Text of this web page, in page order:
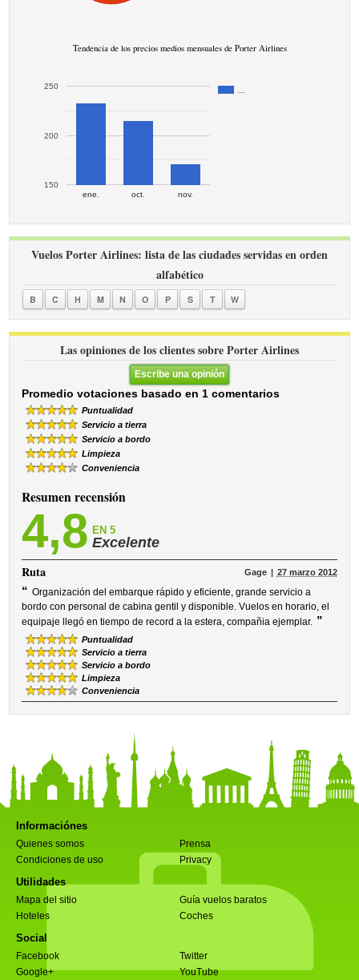
Tendencia de los precios medios mensuales de Porter Airlines
ene. oct. nov.
150
200
250
Vuelos Porter Airlines: lista de las ciudades servidas en orden
alfabético
B C H M N O P S T W
Las opiniones de los clientes sobre Porter Airlines
Escribe una opinión
Promedio votaciones basado en 1 comentarios
Puntualidad
Servicio a tierra
Servicio a bordo
Limpieza
Conveniencia
Resumen recensión
4,8 EN 5
Excelente
Ruta Gage 27 marzo 2012
“ Organización del embarque rápido y eficiente, grande servicio a
bordo con personal de cabina gentil y disponible. Vuelos en horario, el
equipaje llegó en tiempo de record a la estera, compañia ejemplar. ”
Puntualidad
Servicio a tierra
Servicio a bordo
Limpieza
Conveniencia
Informaciónes
Quienes somos
Prensa
Condiciones de uso
Privacy
Utilidades
Mapa del sitio
Guía vuelos baratos
Hoteles
Coches
Social
Facebook
Twitter
Google+
YouTube